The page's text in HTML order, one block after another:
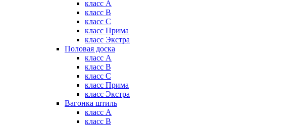
класс А
класс B
класс C
класс Прима
класс Экстра
Половая доска
класс А
класс B
класс C
класс Прима
класс Экстра
Вагонка штиль
класс А
класс B